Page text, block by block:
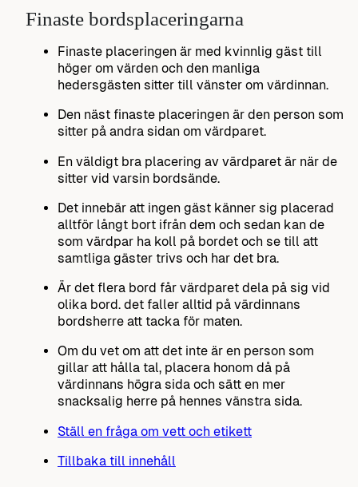
Finaste bordsplaceringarna
Finaste placeringen är med kvinnlig gäst till
höger om värden och den manliga
hedersgästen sitter till vänster om värdinnan.
Den näst finaste placeringen är den person som
sitter på andra sidan om värdparet.
En väldigt bra placering av värdparet är när de
sitter vid varsin bordsände.
Det innebär att ingen gäst känner sig placerad
alltför långt bort ifrån dem och sedan kan de
som värdpar ha koll på bordet och se till att
samtliga gäster trivs och har det bra.
Är det flera bord får värdparet dela på sig vid
olika bord. det faller alltid på värdinnans
bordsherre att tacka för maten.
Om du vet om att det inte är en person som
gillar att hålla tal, placera honom då på
värdinnans högra sida och sätt en mer
snacksalig herre på hennes vänstra sida.
Ställ en fråga om vett och etikett
Tillbaka till innehåll